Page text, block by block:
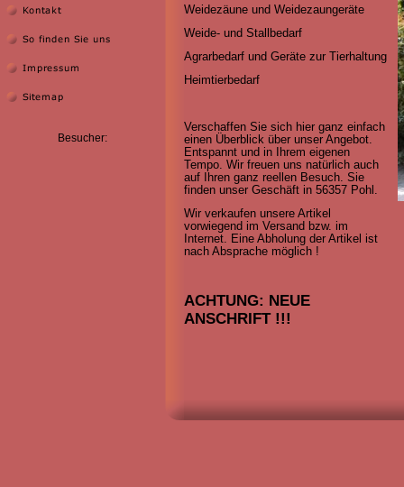
Besucher:
Weidezäune und Weidezaungeräte
Weide- und Stallbedarf
Agrarbedarf und Geräte zur Tierhaltung
Heimtierbedarf
Verschaffen Sie sich hier ganz einfach
einen Überblick über unser Angebot.
Entspannt und in Ihrem eigenen
Tempo. Wir freuen uns natürlich auch
auf Ihren ganz reellen Besuch. Sie
finden unser Geschäft in 56357 Pohl.
Wir verkaufen unsere Artikel
vorwiegend im Versand bzw. im
Internet. Eine Abholung der Artikel ist
nach Absprache möglich !
ACHTUNG: NEUE
ANSCHRIFT !!!